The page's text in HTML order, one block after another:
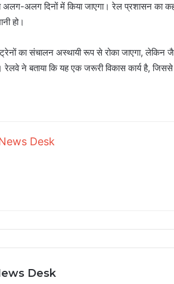
अलग दिनों में किया जाएगा। रेल प्रशासन का
हो।
का संचालन अस्थायी रूप से रोका जाएगा, लेकिन
ने बताया कि यह एक जरूरी विकास कार्य है, जिससे
Desk
Desk